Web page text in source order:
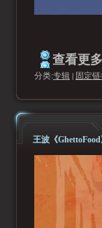
查看更
分类:专辑| 固定
王波《